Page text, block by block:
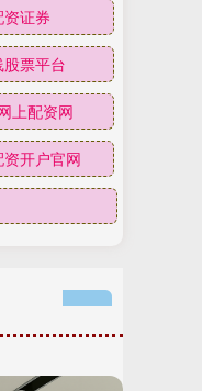
资证券
股票平台
上配资网
资开户官网